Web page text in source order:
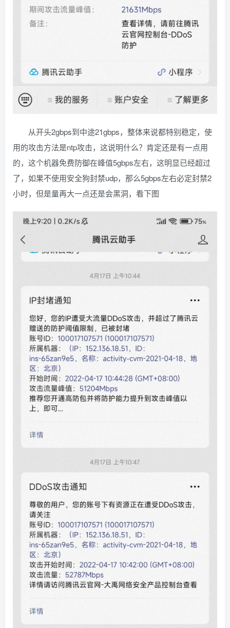
从开头2gbps到中途21gbps，整体来说都特别稳定，使
用的攻击方法是ntp攻击，这说明什么？肯定还是有一点用
的，这个机器免费防御在峰值5gbps左右，这明显已经超过
了，如果不使用安全狗封禁udp，那么5gbps左右必定封禁2
小时，但是量再大一点还是会黑洞，看下图